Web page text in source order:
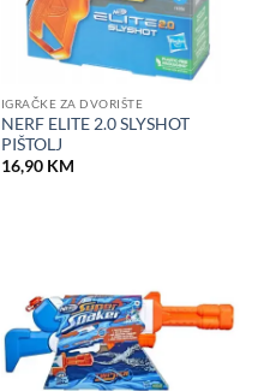
IGRAČKE ZA DVORIŠTE
NERF ELITE 2.0 SLYSHOT
PIŠTOLJ
16,90 KM